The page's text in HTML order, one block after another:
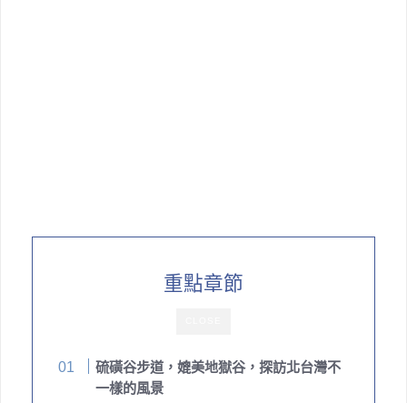
重點章節
硫磺谷步道，媲美地獄谷，探訪北台灣不
一樣的風景